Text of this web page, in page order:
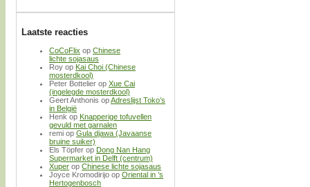
Laatste reacties
CoCoFlix op Chinese
lichte sojasaus
Roy op Kai Choi (Chinese
mosterdkool)
Peter Bottelier op Xue Cai
(ingelegde mosterdkool)
Geert Anthonis opAdreslijst Toko’s
in België
Henk op Knapperige tofuvellen
gevuld met garnalen
remi op Gula djawa (Javaanse
bruine suiker)
Els Töpfer op Dong Nan Hang
Supermarket in Delft (centrum)
Xuper op Chinese lichte sojasaus
Joyce Kromodirijo op Oriental in ’s
Hertogenbosch